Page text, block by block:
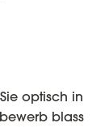
optisch in
blass